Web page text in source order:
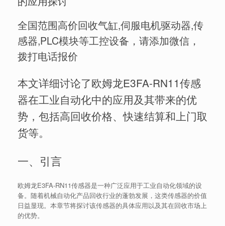
全国范围高价回收气缸,伺服电机驱动器,传
感器,PLC模块等工控设备，请添加微信，
拨打电话报价
本文详细讨论了欧姆龙E3FA-RN11传感
器在工业自动化中的应用及其带来的优
势，包括高回收价格、快速结算和上门取
货等。
一、引言
欧姆龙E3FA-RN11传感器是一种广泛应用于工业自动化领域的设
备。随着机械自动化产品回收行业的蓬勃发展，这类传感器的价值
日益显现。本章节将探讨该传感器的具体应用以及其在回收市场上
的优势。